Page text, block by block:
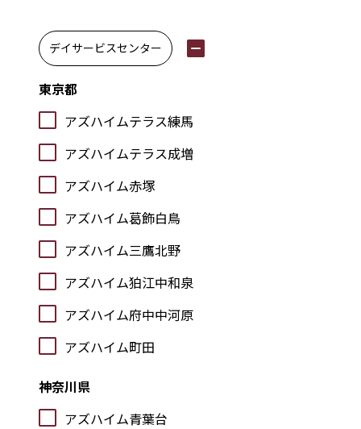
デイサービスセンター
東京都
アズハイムテラス練馬
アズハイムテラス成増
アズハイム赤塚
アズハイム葛飾白鳥
アズハイム三鷹北野
アズハイム狛江中和泉
アズハイム府中中河原
アズハイム町田
神奈川県
アズハイム青葉台